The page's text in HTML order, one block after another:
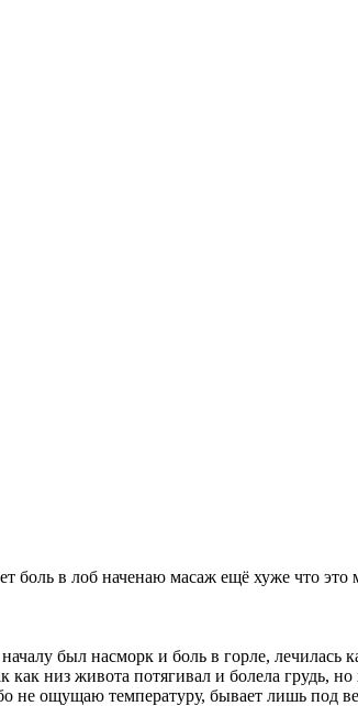
боль в лоб наченаю масаж ещё хуже что это
был насморк и боль в горле, лечилась
низ живота потягивал и болела грудь,
не ощущаю температуру, бывает лишь под